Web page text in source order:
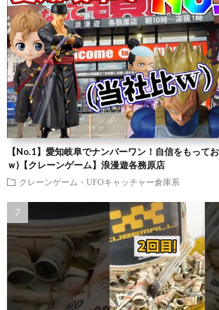
【No.1】愛知岐阜でナンバーワン！自信をもって
ｗ)【クレーンゲーム】浪漫遊各務原店
クレーンゲーム・UFOキャッチャー倉庫系